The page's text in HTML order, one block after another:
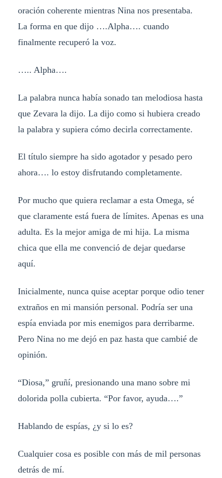
oración coherente mientras Nina nos presentaba.
La forma en que dijo ….Alpha…. cuando
finalmente recuperó la voz.
….. Alpha….
La palabra nunca había sonado tan melodiosa hasta
que Zevara la dijo. La dijo como si hubiera creado
la palabra y supiera cómo decirla correctamente.
El título siempre ha sido agotador y pesado pero
ahora…. lo estoy disfrutando completamente.
Por mucho que quiera reclamar a esta Omega, sé
que claramente está fuera de límites. Apenas es una
adulta. Es la mejor amiga de mi hija. La misma
chica que ella me convenció de dejar quedarse
aquí.
Inicialmente, nunca quise aceptar porque odio tener
extraños en mi mansión personal. Podría ser una
espía enviada por mis enemigos para derribarme.
Pero Nina no me dejó en paz hasta que cambié de
opinión.
“Diosa,” gruñí, presionando una mano sobre mi
dolorida polla cubierta. “Por favor, ayuda….”
Hablando de espías, ¿y si lo es?
Cualquier cosa es posible con más de mil personas
detrás de mí.